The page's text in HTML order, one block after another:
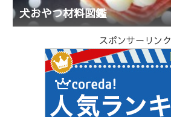
犬おやつ材料図鑑
スポンサーリンク